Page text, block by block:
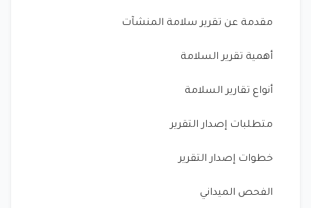
مقدمة عن تقرير سلامة المنشآت
أهمية تقرير السلامة
أنواع تقارير السلامة
متطلبات إصدار التقرير
خطوات إصدار التقرير
الفحص الميداني